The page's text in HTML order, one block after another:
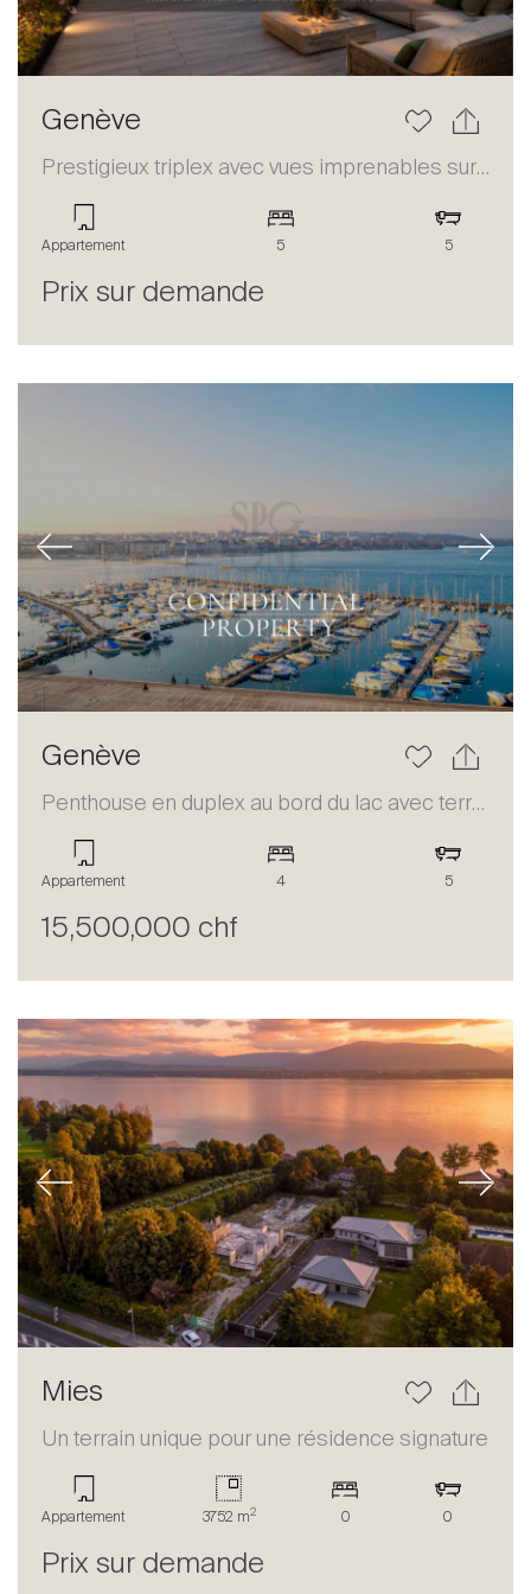
Genève
Prestigieux triplex avec vues imprenables sur le lac et les Alpes
Appartement 5 5
Prix sur demande
Previous Next
Genève
Penthouse en duplex au bord du lac avec terrasse et vue panoramique
Appartement 4 5
15,500,000 chf
Previous Next
Mies
Un terrain unique pour une résidence signature
Appartement 3752 m2 0 0
Prix sur demande